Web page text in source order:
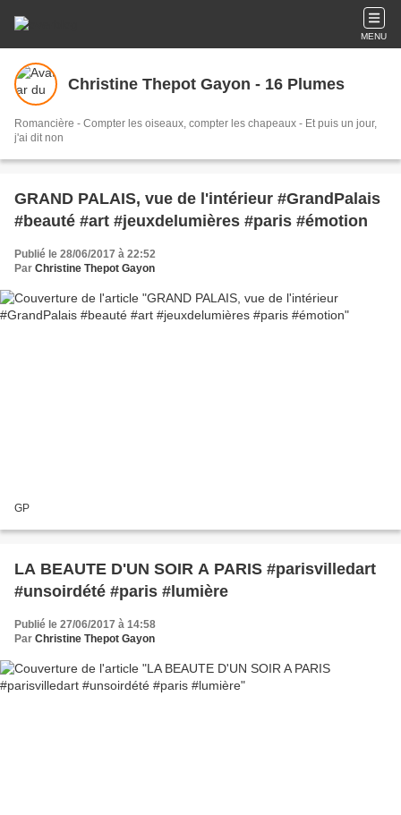
MENU
Christine Thepot Gayon - 16 Plumes
Romancière - Compter les oiseaux, compter les chapeaux - Et puis un jour,
j'ai dit non
GRAND PALAIS, vue de l'intérieur #GrandPalais
#beauté #art #jeuxdelumières #paris #émotion
Publié le 28/06/2017 à 22:52
Par Christine Thepot Gayon
GP
LA BEAUTE D'UN SOIR A PARIS #parisvilledart
#unsoirdété #paris #lumière
Publié le 27/06/2017 à 14:58
Par Christine Thepot Gayon